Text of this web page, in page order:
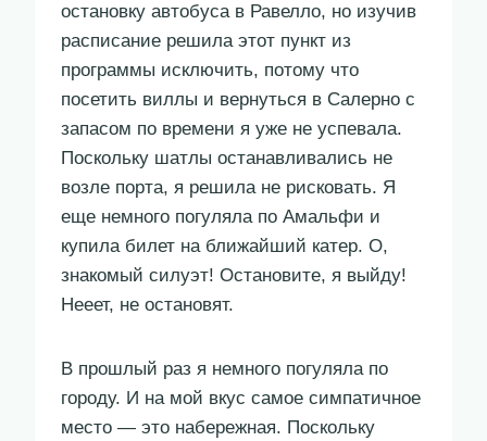
остановку автобуса в Равелло, но изучив
расписание решила этот пункт из
программы исключить, потому что
посетить виллы и вернуться в Салерно с
запасом по времени я уже не успевала.
Поскольку шатлы останавливались не
возле порта, я решила не рисковать. Я
еще немного погуляла по Амальфи и
купила билет на ближайший катер. О,
знакомый силуэт! Остановите, я выйду!
Нееет, не остановят.
В прошлый раз я немного погуляла по
городу. И на мой вкус самое симпатичное
место — это набережная. Поскольку